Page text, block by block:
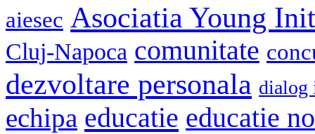
aiesec Asociatia Young
Cluj-Napoca comunitate
dezvoltare personala dialog
echipa educatie educatie